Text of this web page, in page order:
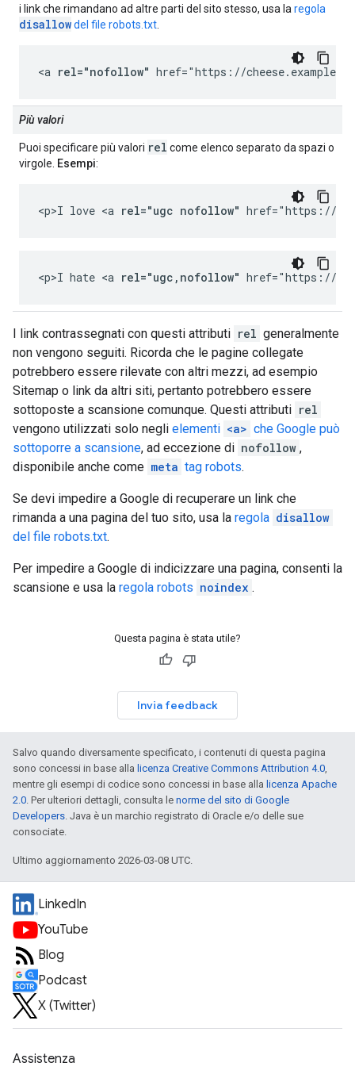
i link che rimandano ad altre parti del sito stesso, usa la regola
disallowdel file robots.txt
<a rel="nofollow" href="https://
Più valori
Puoi specificare più valori rel come elenco separato da spazi o
virgole. Esempi:
<p>I love <a rel="ugc nofollow" href="https://
<p>I hate <a rel="ugc,nofollow" href="https://
I link contrassegnati con questi attributi rel generalmente
non vengono seguiti. Ricorda che le pagine collegate
potrebbero essere rilevate con altri mezzi, ad esempio
Sitemap o link da altri siti, pertanto potrebbero essere
sottoposte a scansione comunque. Questi attributi rel
vengono utilizzati solo negli elementi <a> che Google può
sottoporre a scansione, ad eccezione di nofollow ,
disponibile anche come meta tag robots.
Se devi impedire a Google di recuperare un link che
rimanda a una pagina del tuo sito, usa la regola disallow
del file robots.txt.
Per impedire a Google di indicizzare una pagina, consenti la
scansione e usa la regola robots noindex .
Questa pagina è stata utile?
Invia feedback
Salvo quando diversamente specificato, i contenuti di questa pagina
sono concessi in base alla licenza Creative Commons Attribution 4.0,
mentre gli esempi di codice sono concessi in base alla licenza Apache
2.0. Per ulteriori dettagli, consulta le norme del sito di Google
Developers. Java è un marchio registrato di Oracle e/o delle sue
consociate.
Ultimo aggiornamento 2026-03-08 UTC.
LinkedIn
YouTube
Blog
Podcast
X (Twitter)
Assistenza